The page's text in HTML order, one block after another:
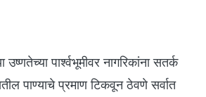
पार्श्वभूमीवर नागरिकांना सतर्क
पाण्याचे प्रमाण टिकवून ठेवणे सर्वात